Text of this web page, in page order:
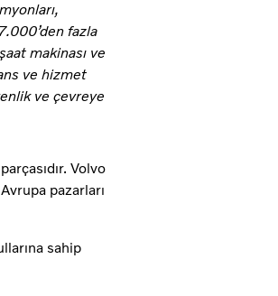
fazla
makinası ve
ve hizmet
ve çevreye
Volvo
pazarları
sahip